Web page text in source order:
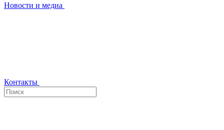
Новости и медиа
Контакты